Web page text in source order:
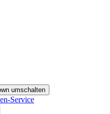
umschalten
Service